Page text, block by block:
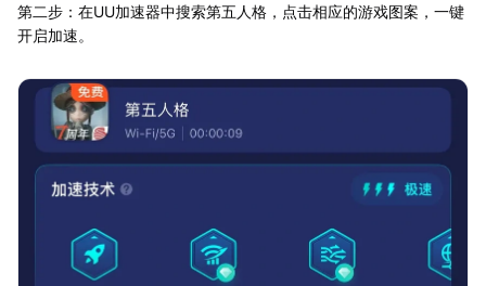
第二步：在UU加速器中搜索第五人格，点击相应的游戏图案，一键
开启加速。